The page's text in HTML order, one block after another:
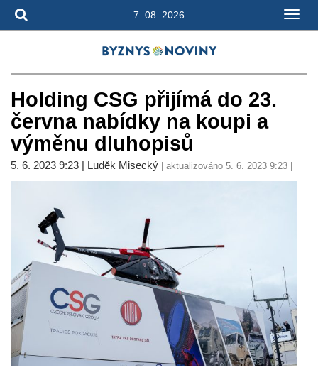
7. 08. 2026
Holding CSG přijímá do 23.
června nabídky na koupi a
výměnu dluhopisů
5. 6. 2023 9:23 | Luděk Misecký | aktualizováno 5. 6. 2023 9:23 |